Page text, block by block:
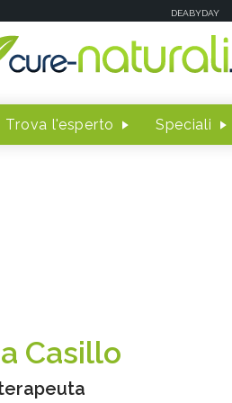
DEABYDAY
Trova l'esperto Speciali
Casillo